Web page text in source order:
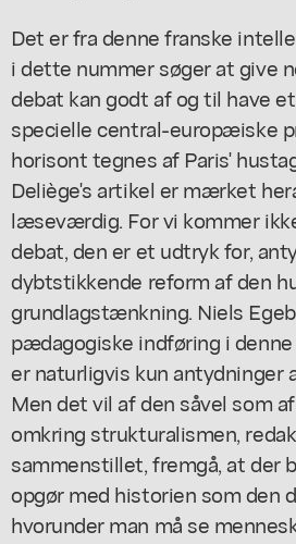
Det er fra denne franske
i dette nummer søger at give
debat kan godt af og til have
specielle central-europæiske
horisont tegnes af Paris'
Deliège's artikel er mærket
læseværdig. For vi kommer
debat, den er et udtryk for,
dybtstikkende reform af den
grundlagstænkning. Niels
pædagogiske indføring i
er naturligvis kun antydninger
Men det vil af den såvel som
omkring strukturalismen,
sammenstillet, fremgå, at der
opgør med historien som den
hvorunder man må se